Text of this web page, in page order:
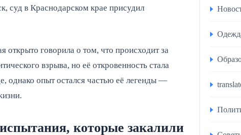
суд в Краснодарском крае присудил
открыто говорила о том, что происходит за
взрыва, но её откровенность стала
однако опыт остался частью её легенды —
которые закалили